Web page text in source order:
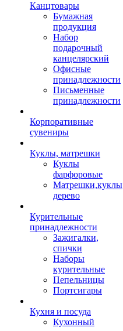
Канцтовары
Бумажная
продукция
Набор
подарочный
канцелярский
Офисные
принадлежности
Письменные
принадлежности
Корпоративные
сувениры
Куклы, матрешки
Куклы
фарфоровые
Матрешки,куклы
дерево
Курительные
принадлежности
Зажигалки,
спички
Наборы
курительные
Пепельницы
Портсигары
Кухня и посуда
Кухонный